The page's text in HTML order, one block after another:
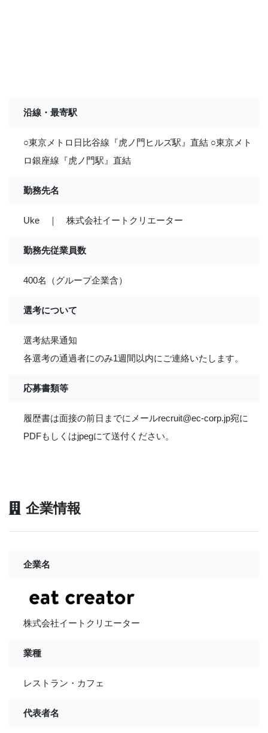
沿線・最寄駅
○東京メトロ日比谷線『虎ノ門ヒルズ駅』直結 ○東京メト
ロ銀座線『虎ノ門駅』直結
勤務先名
Uke ｜ 株式会社イートクリエーター
勤務先従業員数
400名（グループ企業含）
選考について
選考結果通知
各選考の通過者にのみ1週間以内にご連絡いたします。
応募書類等
履歴書は面接の前日までにメールrecruit@ec-corp.jp宛に
PDFもしくはjpegにて送付ください。
企業情報
企業名
株式会社イートクリエーター
業種
レストラン・カフェ
代表者名